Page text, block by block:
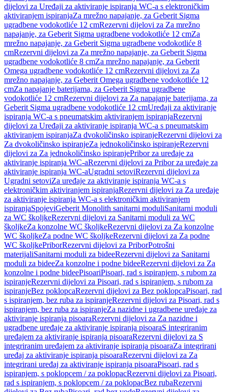
dijelovi za Uređaji za aktiviranje ispiranja WC-a s elektroničkim
aktiviranjem ispiranjaZa mrežno napajanje, za Geberit Sigma
ugradbene vodokotliće 12 cmRezervni dijelovi za Za mrežno
napajanje, za Geberit Sigma ugradbene vodokotliće 12 cmZa
mrežno napajanje, za Geberit Sigma ugradbene vodokotliće 8
cmRezervni dijelovi za Za mrežno napajanje, za Geberit Sigma
ugradbene vodokotliće 8 cmZa mrežno napajanje, za Geberit
Omega ugradbene vodokotliće 12 cmRezervni dijelovi za Za
mrežno napajanje, za Geberit Omega ugradbene vodokotliće 12
cmZa napajanje baterijama, za Geberit Sigma ugradbene
vodokotliće 12 cmRezervni dijelovi za Za napajanje baterijama, za
Geberit Sigma ugradbene vodokotliće 12 cmUređaji za aktiviranje
ispiranja WC-a s pneumatskim aktiviranjem ispiranjaRezervni
dijelovi za Uređaji za aktiviranje ispiranja WC-a s pneumatskim
aktiviranjem ispiranjaZa dvokoličinsko ispiranjeRezervni dijelovi za
Za dvokoličinsko ispiranjeZa jednokoličinsko ispiranjeRezervni
dijelovi za Za jednokoličinsko ispiranjePribor za uređaje za
aktiviranje ispiranja WC-aRezervni dijelovi za Pribor za uređaje za
aktiviranje ispiranja WC-aUgradni setoviRezervni dijelovi za
Ugradni setoviZa uređaje za aktiviranje ispiranja WC-a s
elektroničkim aktiviranjem ispiranjaRezervni dijelovi za Za uređaje
za aktiviranje ispiranja WC-a s elektroničkim aktiviranjem
ispiranjaSpojeviGeberit Monolith sanitarni moduliSanitarni moduli
za WC školjkeRezervni dijelovi za Sanitarni moduli za WC
školjkeZa konzolne WC školjkeRezervni dijelovi za Za konzolne
WC školjkeZa podne WC školjkeRezervni dijelovi za Za podne
WC školjkePriborRezervni dijelovi za PriborPotrošni
materijaliSanitarni moduli za bideeRezervni dijelovi za Sanitarni
moduli za bideeZa konzolne i podne bideeRezervni dijelovi za Za
konzolne i podne bideePisoariPisoari, rad s ispiranjem, s rubom za
ispiranjeRezervni dijelovi za Pisoari, rad s ispiranjem, s rubom za
ispiranjeBez poklopcaRezervni dijelovi za Bez poklopcaPisoari, rad
s ispiranjem, bez ruba za ispiranjeRezervni dijelovi za Pisoari, rad s
ispiranjem, bez ruba za ispiranjeZa nazidne i ugradbene uređaje za
aktiviranje ispiranja pisoaraRezervni dijelovi za Za nazidne i
ugradbene uređaje za aktiviranje ispiranja pisoaraS integriranim
uređajem za aktiviranje ispiranja pisoaraRezervni dijelovi za S
integriranim uređajem za aktiviranje ispiranja pisoaraZa integrirani
uređaj za aktiviranje ispiranja pisoaraRezervni dijelovi za Za
integrirani uređaj za aktiviranje ispiranja pisoaraPisoari, rad s
ispiranjem, s poklopcem / za poklopacRezervni dijelovi za Pisoari,
rad s ispiranjem, s poklopcem / za poklopacBez rubaRezervni